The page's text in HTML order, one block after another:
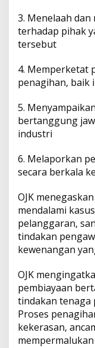
a
n
S
r
v
s
3. Menelaah
terhadap pihak
tersebut
4. Memperketat
penagihan, baik
5.
bertanggung
industri
6. Melaporkan
secara berkala
OJK
mendalami
pelanggaran,
tindakan
kewenangan
OJK
pembiayaan
tindakan tenaga
Proses
kekerasan,